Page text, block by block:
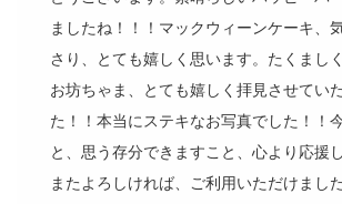
ましたね！！！マックウィーンケーキ、
さり、とても嬉しく思います。たくまし
お坊ちゃま、とても嬉しく拝見させてい
た！！本当にステキなお写真でした！！
と、思う存分できますこと、心より応援
またよろしければ、ご利用いただけまし